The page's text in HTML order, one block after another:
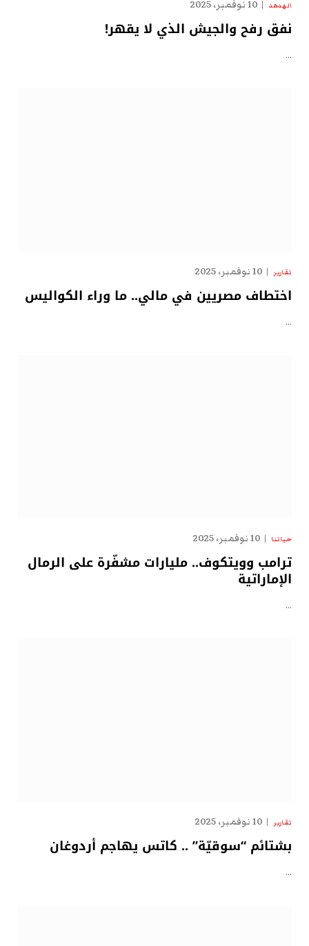
الهدهد 10 نوفمبر، 2025
نفق رفح والجيش الذي لا يقهر!
…
تقارير 10 نوفمبر، 2025
اختطاف مصريين في مالي.. ما وراء الكواليس
…
حياتنا 10 نوفمبر، 2025
ترامب وويتكوف.. مليارات مشفّرة على الرمال
الإماراتية
…
تقارير 10 نوفمبر، 2025
بشتائم “سوقيّة” .. كاتس يهاجم أردوغان
…